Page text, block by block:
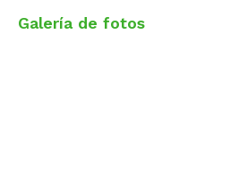
Galería de fotos